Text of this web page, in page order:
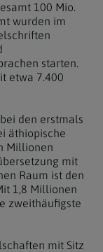
100 Mio.
wurden im
starten.
etwa 7.400
den erstmals
äthiopische
Millionen
mit
Raum ist den
1,8 Millionen
zweithäufigste
mit Sitz